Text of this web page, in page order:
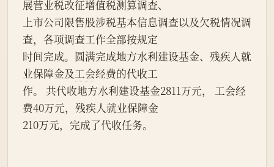
展营业税改征增值税测算调查、
上市公司限售股涉税基本信息调查以及欠税情况调
查，各项调查工作全部按规定
时间完成。圆满完成地方水利建设基金、残疾人就
业保障金及工会经费的代收工
作。 共代收地方水利建设基金2811万元， 工会经
费40万元，残疾人就业保障金
210万元，完成了代收任务。